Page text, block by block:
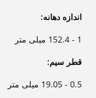
اندازه دهانه:
1 - 152.4 میلی متر
قطر سیم:
0.5 - 19.05 میلی متر